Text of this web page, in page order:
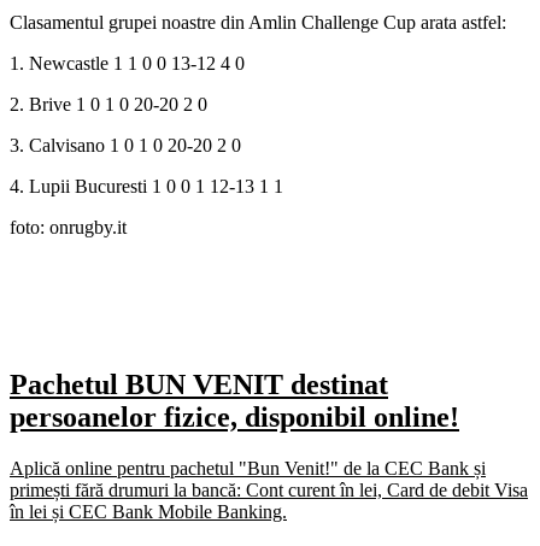
Clasamentul grupei noastre din Amlin Challenge Cup arata astfel:
1. Newcastle 1 1 0 0 13-12 4 0
2. Brive 1 0 1 0 20-20 2 0
3. Calvisano 1 0 1 0 20-20 2 0
4. Lupii Bucuresti 1 0 0 1 12-13 1 1
foto: onrugby.it
Pachetul BUN VENIT destinat
persoanelor fizice, disponibil online!
Aplică online pentru pachetul "Bun Venit!" de la CEC Bank și
primești fără drumuri la bancă: Cont curent în lei, Card de debit Visa
în lei și CEC Bank Mobile Banking.​